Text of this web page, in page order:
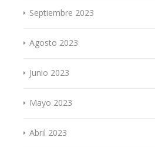
Septiembre 2023
Agosto 2023
Junio 2023
Mayo 2023
Abril 2023